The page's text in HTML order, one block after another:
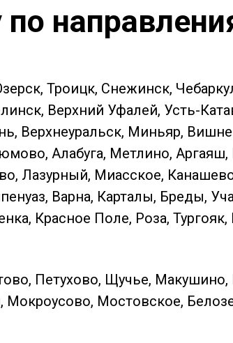
Троицк, Снежинск,
Верхний Уфалей, Усть-
Верхнеуральск, Миньяр,
Алабуга, Метлино, Аргаяш,
Лазурный, Миасское,
Варна, Карталы, Бреды,
Красное Поле, Роза,
Петухово, Щучье,
Мостовское,